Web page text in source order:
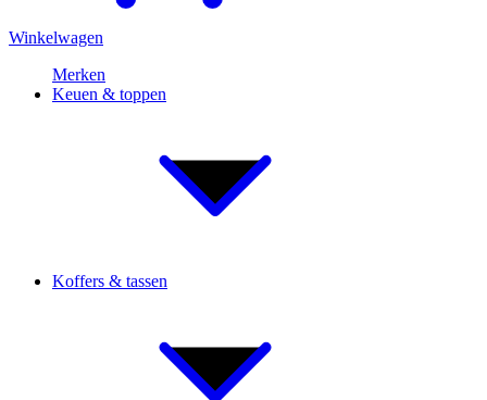
Winkelwagen
Merken
Keuen & toppen
Koffers & tassen